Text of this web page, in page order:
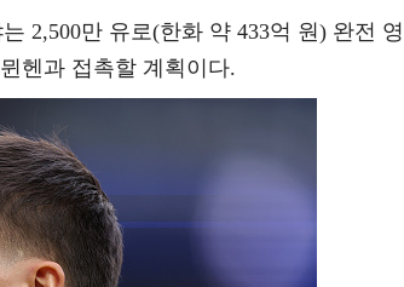
2,500만 유로(한화 약 433억 원) 완전 영
헨과 접촉할 계획이다.